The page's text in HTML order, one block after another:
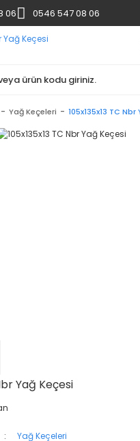
06 0546 547 08 06
Yağ Keçeleri 105x135x13 TC
Yağ Keçesi
Yağ Keçeleri